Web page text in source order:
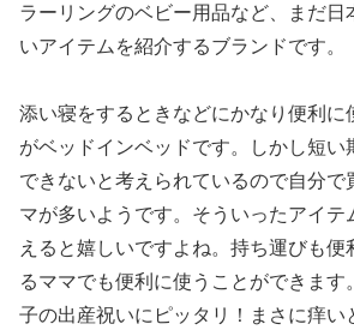
ラーリングのベビー用品など、まだ日
いアイテムを紹介するブランドです。
添い寝をするときなどにかなり便利に
がベッドインベッドです。しかし短い
できないと考えられているので自分で
マが多いようです。そういったアイテ
えると嬉しいですよね。持ち運びも便
るママでも便利に使うことができます
子の出産祝いにピッタリ！まさに痒い